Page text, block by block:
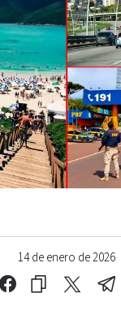
14 de enero de 2026